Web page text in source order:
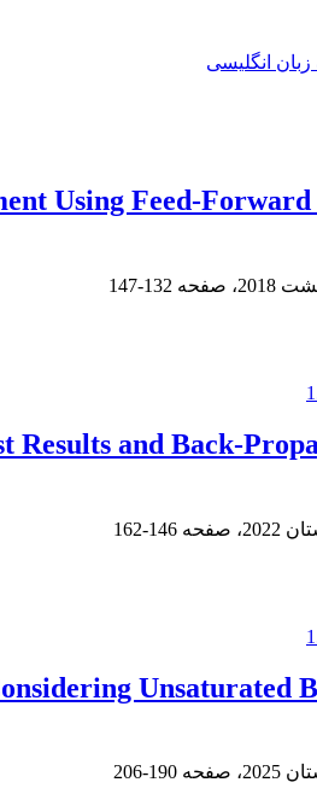
انگلیسی
Using Feed-Forward
132-147
Results and Back-
146-162
Unsaturated
190-206